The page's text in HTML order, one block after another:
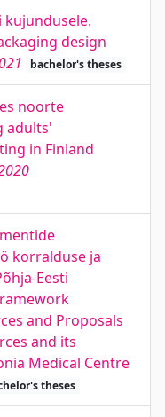
kujundusele.
design
bachelor's theses
noorte
adults'
in Finland
korralduse ja
Eesti
and Proposals
and its
Medical Centre
theses